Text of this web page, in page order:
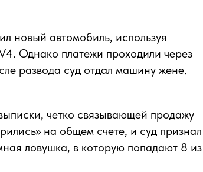
новый автомобиль, используя
Однако платежи проходили через
развода суд отдал машину жене.
четко связывающей продажу
на общем счете, и суд признал
ловушка, в которую попадают 8 из